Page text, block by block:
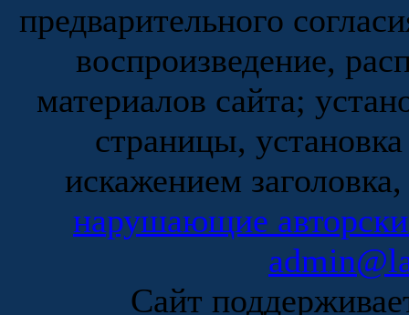
предварительного
воспроизведение,
материалов сайта;
страницы,
искажением
нарушающие
Сайт